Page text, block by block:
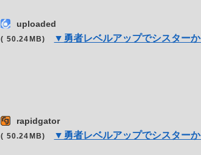
uploaded
( 50.24MB) ▼勇者レベルアップでシスター
rapidgator
( 50.24MB) ▼勇者レベルアップでシスター